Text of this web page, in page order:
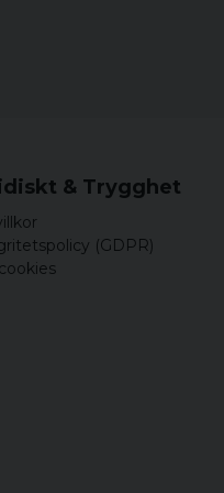
& Trygghet
(GDPR)